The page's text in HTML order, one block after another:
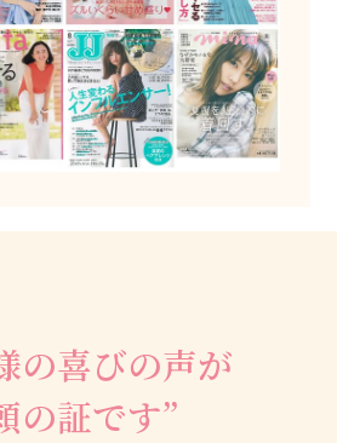
の喜びの声が
の証です”